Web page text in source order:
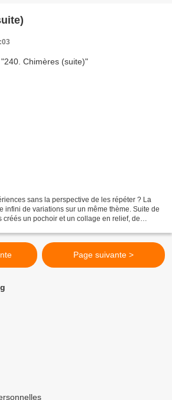
sans la perspective de les répéter ? La
infini de variations sur un même thème. Suite de
créés un pochoir et un collage en relief, de
Page suivante >